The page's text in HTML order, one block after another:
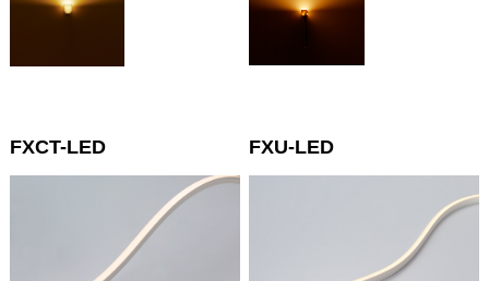
FXCT-LED FXU-LED